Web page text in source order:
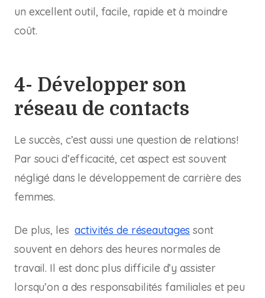
un excellent outil, facile, rapide et à moindre
coût.
4- Développer son
réseau de contacts
Le succès, c’est aussi une question de relations!
Par souci d’efficacité, cet aspect est souvent
négligé dans le développement de carrière des
femmes.
De plus, lesactivités de réseautages sont
souvent en dehors des heures normales de
travail. Il est donc plus difficile d’y assister
lorsqu’on a des responsabilités familiales et peu